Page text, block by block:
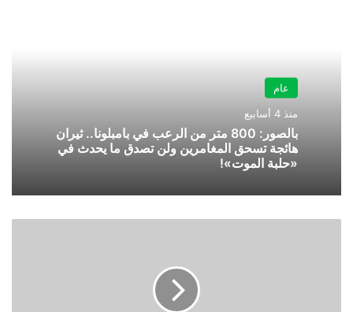
عام
منذ 4 أسابيع
بالصور: 800 متر من الرعب في بامبلونا.. ثيران
هائجة تسحق المغامرين ولن تصدق ما يحدث في
«حلبة الموت»!